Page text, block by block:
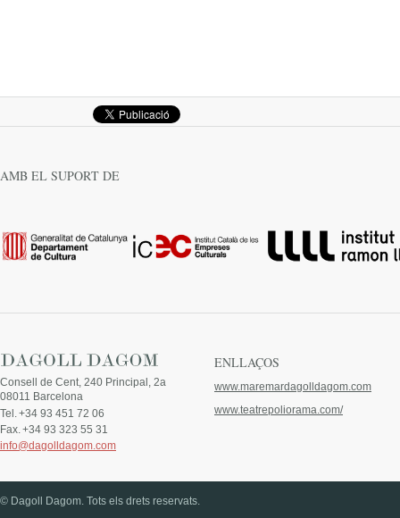
AMB EL SUPORT DE
Consell de Cent, 240 Principal, 2a
08011 Barcelona
Tel. +34 93 451 72 06
Fax. +34 93 323 55 31
info@dagolldagom.com
ENLLAÇOS
www.maremardagolldagom.com
www.teatrepoliorama.com/
© Dagoll Dagom. Tots els drets reservats.